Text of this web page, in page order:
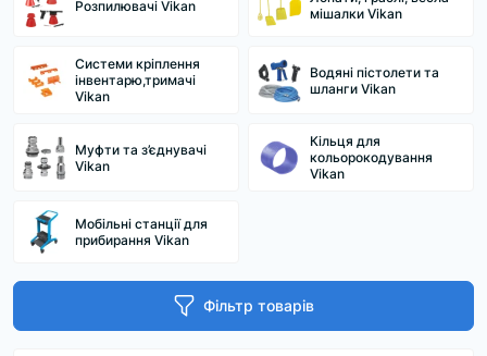
Розпилювачі Vikan
мішалки Vikan
Системи кріплення
інвентарю,тримачі
Vikan
Водяні пістолети та
шланги Vikan
Муфти та з’єднувачі
Vikan
Кільця для
кольорокодування
Vikan
Мобільні станції для
прибирання Vikan
Фільтр товарів